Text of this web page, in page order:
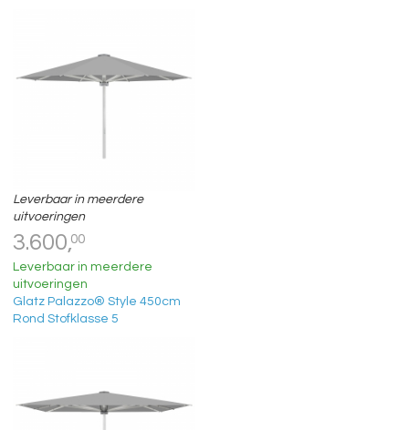
Leverbaar in meerdere
uitvoeringen
3.600,00
Leverbaar in meerdere
uitvoeringen
Glatz Palazzo® Style 450cm
Rond Stofklasse 5